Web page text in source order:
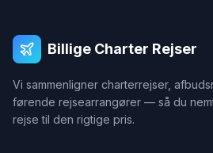
Billige Charter Rejser
Vi sammenligner charterrejser,
førende rejsearrangører — så du
rejse til den rigtige pris.